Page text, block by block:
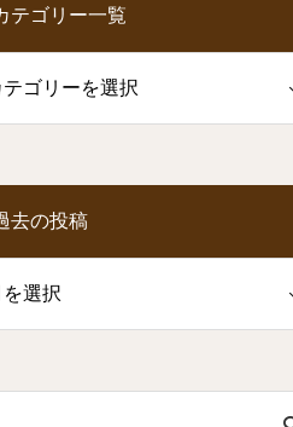
テゴリー一覧
去の投稿